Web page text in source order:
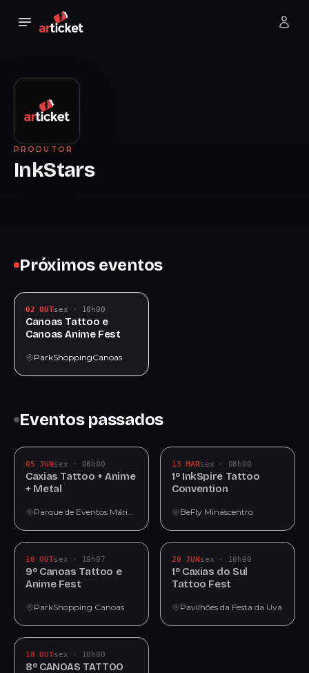
PRODUTOR
InkStars
Próximos eventos
02 OUTsex · 10h00
Canoas Tattoo e
Canoas Anime Fest
ParkShoppingCanoas
Eventos passados
05 JUNsex · 08h00
Caxias Tattoo + Anime
+ Metal
Parque de Eventos Mário Bernardino Ramos - Festa da Uva
13 MARsex · 08h00
1º InkSpire Tattoo
Convention
BeFly Minascentro
10 OUTsex · 10h07
9º Canoas Tattoo e
Anime Fest
ParkShopping Canoas
20 JUNsex · 10h00
1º Caxias do Sul
Tattoo Fest
Pavilhões da Festa da Uva
18 OUTsex · 10h00
8º CANOAS TATTOO